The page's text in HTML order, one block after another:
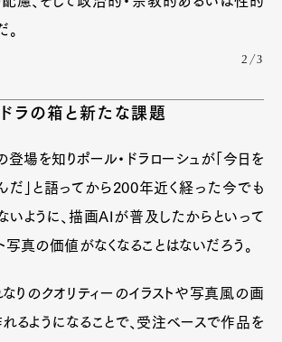
WatchFashion
GourmetCars
CultureLifestyle
2/3
ラの箱と新たな課題
場を知りポール・ドラローシュが「今日を
だ」と語ってから200年近く経った今でも
ように、描画AIが普及したからといって
真の価値がなくなることはないだろう。
りのクオリティーのイラストや写真風の画
るようになることで、受注ベースで作品を